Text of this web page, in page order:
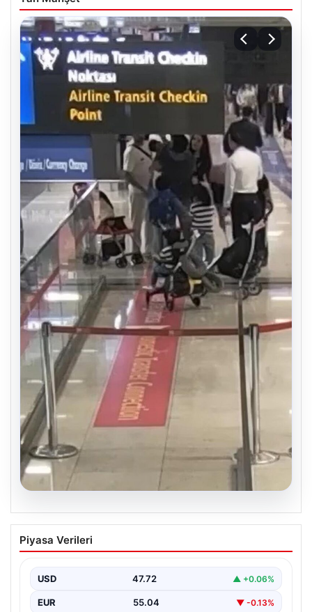
05.08.2026
2 Yaşındaki Bebeğin Hayatını Kurtaran
Havalimanı Personeline Takdir Ödülü
olayda, ailesiyle seyahat eden 2 yaşındaki Liam adlı
bebeğin…
Piyasa Verileri
USD 47.72 ▲ +0.06%
EUR 55.04 ▼ -0.13%